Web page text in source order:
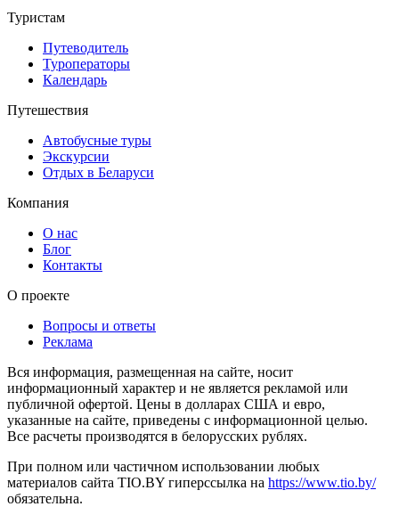
Туристам
Путеводитель
Туроператоры
Календарь
Путешествия
Автобусные туры
Экскурсии
Отдых в Беларуси
Компания
О нас
Блог
Контакты
О проекте
Вопросы и ответы
Реклама
Вся информация, размещенная на сайте, носит
информационный характер и не является рекламой или
публичной офертой. Цены в долларах США и евро,
указанные на сайте, приведены с информационной целью.
Все расчеты производятся в белорусских рублях.
При полном или частичном использовании любых
материалов сайта TIO.BY гиперссылка на https://www.tio.by/
обязательна.